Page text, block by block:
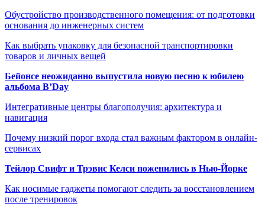
Обустройство производственного помещения: от подготовки
основания до инженерных систем
Как выбрать упаковку для безопасной транспортировки
товаров и личных вещей
Бейонсе неожиданно выпустила новую песню к юбилею
альбома B’Day
Интегративные центры благополучия: архитектура и
навигация
Почему низкий порог входа стал важным фактором в онлайн-
сервисах
Тейлор Свифт и Трэвис Келси поженились в Нью-Йорке
Как носимые гаджеты помогают следить за восстановлением
после тренировок